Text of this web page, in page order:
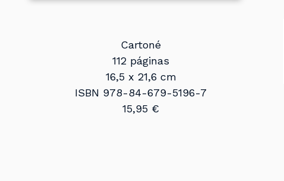
Cartoné
112 páginas
16,5 x 21,6 cm
ISBN 978-84-679-5196-7
15,95 €